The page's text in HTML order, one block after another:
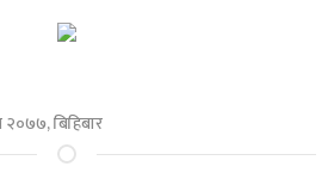
२०७७, बिहिबार